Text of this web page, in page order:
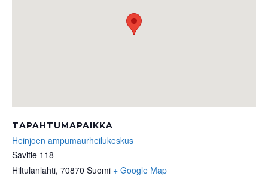
TAPAHTUMAPAIKKA
Heinjoen ampumaurheilukeskus
Savitie 118
Hiltulanlahti, 70870 Suomi + Google Map